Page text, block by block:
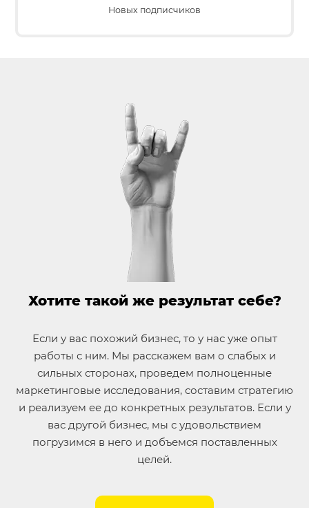
Новых подписчиков
Хотите такой же результат себе?
Если у вас похожий бизнес, то у нас уже опыт
работы с ним. Мы расскажем вам о слабых и
сильных сторонах, проведем полноценные
маркетинговые исследования, составим стратегию
и реализуем ее до конкретных результатов. Если у
вас другой бизнес, мы с удовольствием
погрузимся в него и добъемся поставленных
целей.